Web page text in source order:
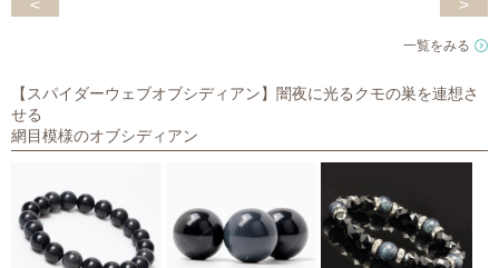
< >
一覧をみる
【スパイダーウェブオブシディアン】闇夜に光るクモの巣を連想さ
せる
網目模様のオブシディアン